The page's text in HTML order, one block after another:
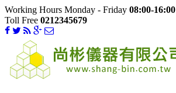
Working Hours Monday - Friday 08:00-16:00
Toll Free 0212345679